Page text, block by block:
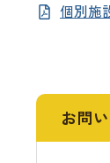
馬路村議会
個別施
お問